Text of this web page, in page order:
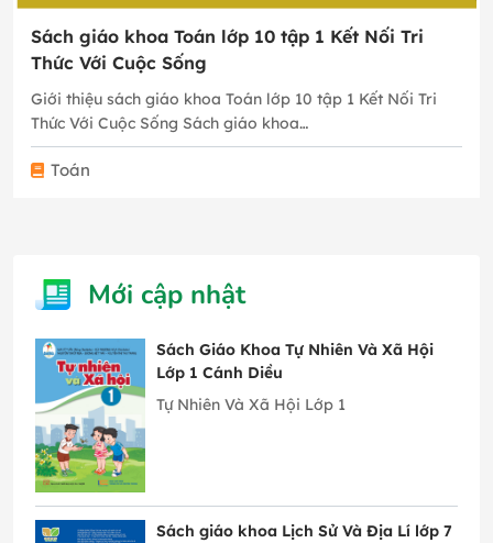
Sách giáo khoa Toán lớp 10 tập 1 Kết Nối Tri
Thức Với Cuộc Sống
Giới thiệu sách giáo khoa Toán lớp 10 tập 1 Kết Nối Tri
Thức Với Cuộc Sống Sách giáo khoa…
Toán
Mới cập nhật
Sách Giáo Khoa Tự Nhiên Và Xã Hội
Lớp 1 Cánh Diều
Tự Nhiên Và Xã Hội Lớp 1
Sách giáo khoa Lịch Sử Và Địa Lí lớp 7